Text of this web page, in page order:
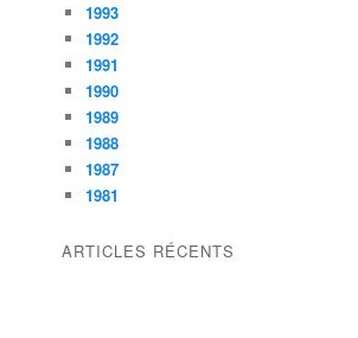
1993
1992
1991
1990
1989
1988
1987
1981
ARTICLES RÉCENTS